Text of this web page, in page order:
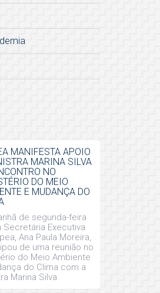
MANIFESTA APOIO
MARINA SILVA
NO
DO MEIO
E MUDANÇA DO
de segunda-feira
Secretária Executiva
Ana Paula Moreira,
de uma reunião no
do Meio Ambiente
do Clima com a
Marina Silva.